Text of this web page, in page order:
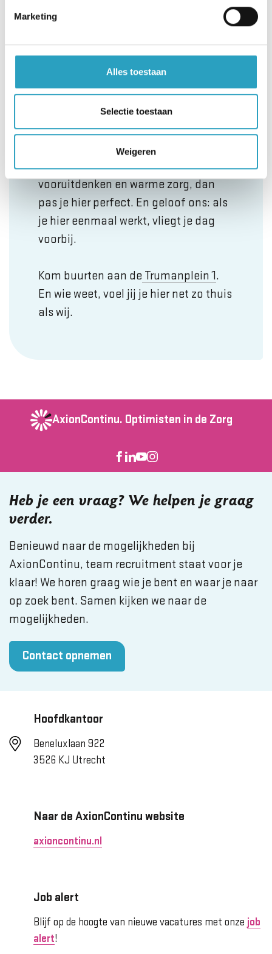
Marketing
Alles toestaan
Selectie toestaan
Weigeren
Start de VR-tour
Kom gerust even
buurten!
Als je energie krijgt van samenwerken,
vooruitdenken en warme zorg, dan
pas je hier perfect. En geloof ons: als
je hier eenmaal werkt, vliegt je dag
voorbij.
Kom buurten aan de Trumanplein 1.
En wie weet, voel jij je hier net zo thuis
als wij.
AxionContinu. Optimisten in de Zorg
Heb je een vraag? We helpen je graag
verder.
Benieuwd naar de mogelijkheden bij
AxionContinu, team recruitment staat voor je
klaar! We horen graag wie je bent en waar je naar
op zoek bent. Samen kijken we naar de
mogelijkheden.
Contact opnemen
Hoofdkantoor
Beneluxlaan 922
3526 KJ Utrecht
Naar de AxionContinu website
axioncontinu.nl
Job alert
Blijf op de hoogte van nieuwe vacatures met onze job
alert!